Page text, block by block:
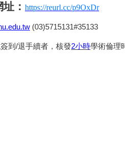
址： https://reurl.cc/p9OxDr
(03)5715131#35133
到/退手續者，核發2小時學術倫理